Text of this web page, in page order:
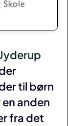
til børn
anden
fra det